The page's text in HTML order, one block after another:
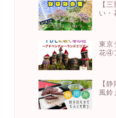
【
い・
東京
花④
【
風鈴